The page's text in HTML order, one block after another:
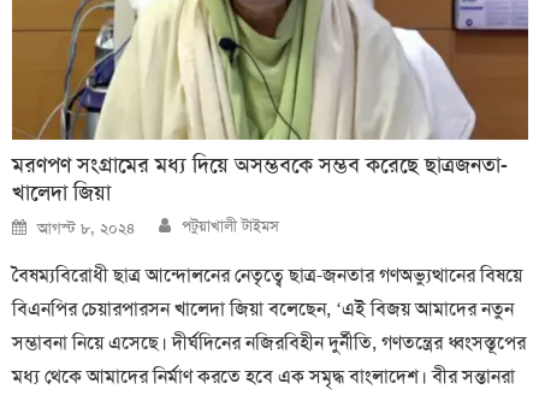
মরণপণ সংগ্রামের মধ্য দিয়ে অসম্ভবকে সম্ভব করেছে ছাত্রজনতা-
খালেদা জিয়া
Posted
on
আগস্ট ৮, ২০২৪ Author
পটুয়াখালী টাইমস
বৈষম্যবিরোধী ছাত্র আন্দোলনের নেতৃত্বে ছাত্র-জনতার গণঅভ্যুত্থানের বিষয়ে
বিএনপির চেয়ারপারসন খালেদা জিয়া বলেছেন, ‘এই বিজয় আমাদের নতুন
সম্ভাবনা নিয়ে এসেছে। দীর্ঘদিনের নজিরবিহীন দুর্নীতি, গণতন্ত্রের ধ্বংসস্তূপের
মধ্য থেকে আমাদের নির্মাণ করতে হবে এক সমৃদ্ধ বাংলাদেশ। বীর সন্তানরা